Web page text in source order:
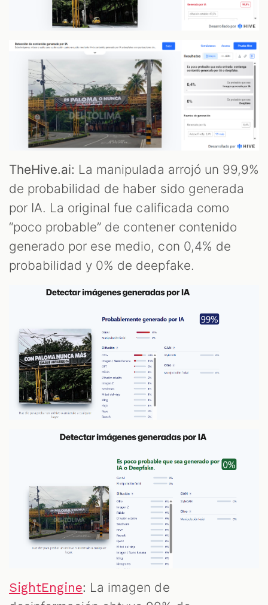
TheHive.ai: La manipulada arrojó un 99,9%
de probabilidad de haber sido generada
por IA. La original fue calificada como
“poco probable” de contener contenido
generado por ese medio, con 0,4% de
probabilidad y 0% de deepfake.
SightEngine: La imagen de